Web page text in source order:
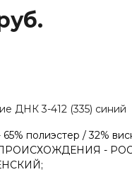
ДНК 3-412 (335) синий
65% полиэстер / 32%
-